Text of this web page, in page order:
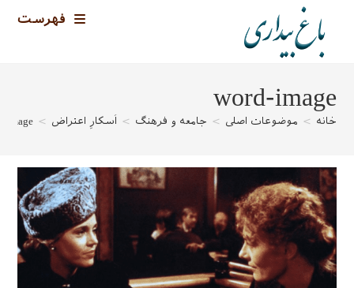
فهرست
word-image
خانه > موضوعات اصلی > جامعه و فرهنگ > اُسکارِ اعتراض >
image